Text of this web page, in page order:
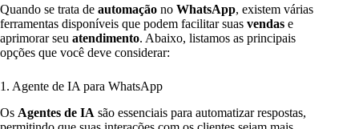
Quando se trata de automação no WhatsApp, existem várias
ferramentas disponíveis que podem facilitar suas vendas e
aprimorar seu atendimento. Abaixo, listamos as principais
opções que você deve considerar:
1. Agente de IA para WhatsApp
Os Agentes de IA são essenciais para automatizar respostas,